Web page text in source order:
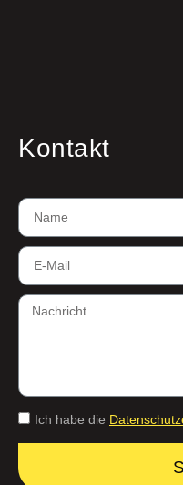
Kontakt
Ich habe die